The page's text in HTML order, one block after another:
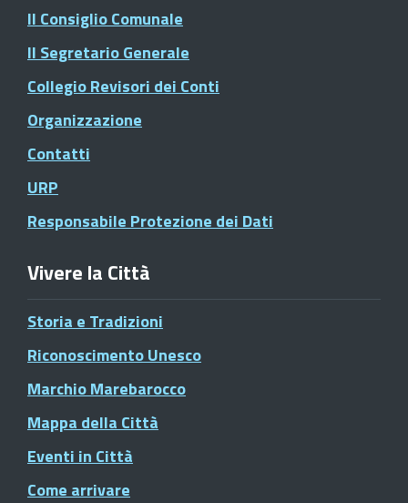
Il Consiglio Comunale
Il Segretario Generale
Collegio Revisori dei Conti
Organizzazione
Contatti
URP
Responsabile Protezione dei Dati
Vivere la Città
Storia e Tradizioni
Riconoscimento Unesco
Marchio Marebarocco
Mappa della Città
Eventi in Città
Come arrivare